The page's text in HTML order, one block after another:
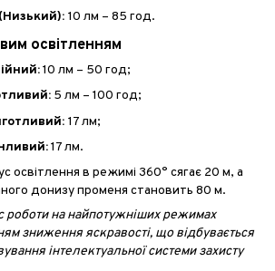
10 лм – 85 год.
освітленням
10 лм – 50 год;
5 лм – 100 год;
17 лм;
17 лм.
освітлення в режимі 360° сягає 20 м, а
донизу променя становить 80 м.
роботи на найпотужніших режимах
зниження яскравості, що відбувається
інтелектуальної системи захисту